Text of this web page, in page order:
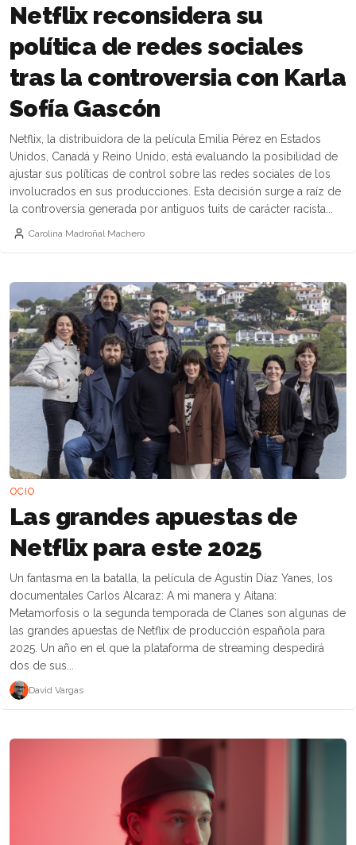
Netflix reconsidera su
política de redes sociales
tras la controversia con Karla
Sofía Gascón
Netflix, la distribuidora de la película Emilia Pérez en Estados
Unidos, Canadá y Reino Unido, está evaluando la posibilidad de
ajustar sus políticas de control sobre las redes sociales de los
involucrados en sus producciones. Esta decisión surge a raíz de
la controversia generada por antiguos tuits de carácter racista...
Carolina Madroñal Machero
OCIO
Las grandes apuestas de
Netflix para este 2025
Un fantasma en la batalla, la película de Agustín Díaz Yanes, los
documentales Carlos Alcaraz: A mi manera y Aitana:
Metamorfosis o la segunda temporada de Clanes son algunas de
las grandes apuestas de Netflix de producción española para
2025. Un año en el que la plataforma de streaming despedirá
dos de sus...
David Vargas